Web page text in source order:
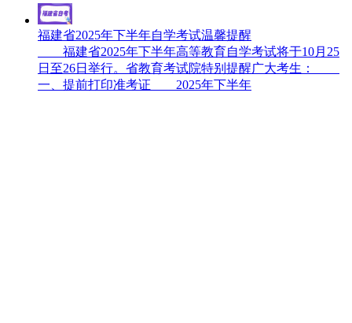
福建省2025年下半年自学考试温馨提醒
福建省2025年下半年高等教育自学考试将于10月25
日至26日举行。省教育考试院特别提醒广大考生：
一、提前打印准考证 2025年下半年